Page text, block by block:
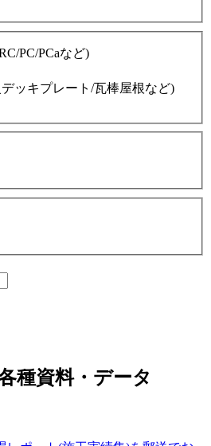
PC/PCaなど)
ッキプレート/瓦棒屋根など)
種資料・データ